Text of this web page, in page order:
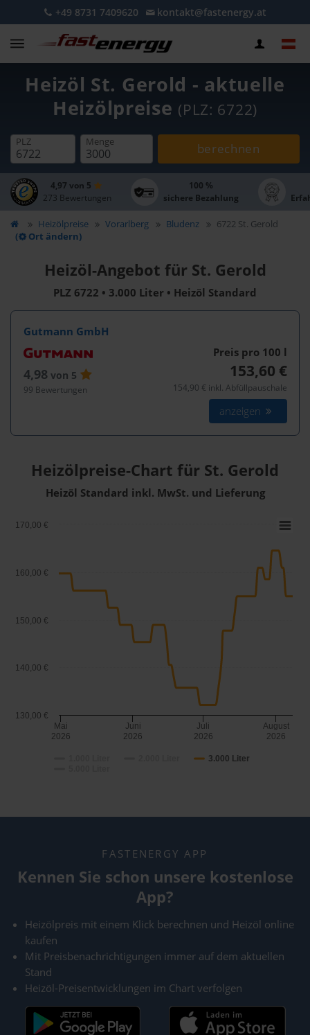
+49 8731 7409620 kontakt@fastenergy.at
Heizöl St. Gerold - aktuelle
Heizölpreise (PLZ: 6722)
PLZ Menge berechnen
4,97 von 5
273 Bewertungen
100 %
sichere Bezahlung
Heizölpreise Vorarlberg Bludenz
6722 St. Gerold
(
Ort ändern)
Heizöl-Angebot für St. Gerold
PLZ 6722 • 3.000 Liter • Heizöl Standard
Gutmann GmbH
4,98 von 5
99 Bewertungen
Preis pro 100 l
153,60 €
154,90 € inkl. Abfüllpauschale
anzeigen
Heizölpreise-Chart für St. Gerold
Heizöl Standard inkl. MwSt. und Lieferung
3.000 Liter
Mai
2026
Juni
2026
Juli
2026
August
2026
130,00 €
140,00 €
150,00 €
160,00 €
170,00 €
FASTENERGY APP
Kennen Sie schon unsere kostenlose
App?
Heizölpreis mit einem Klick berechnen und Heizöl online
kaufen
Mit Preisbenachrichtigungen immer auf dem aktuellen
Stand
Heizöl-Preisentwicklungen im Chart verfolgen